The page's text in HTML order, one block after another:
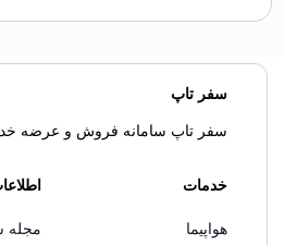
سفر تاپ
سفر تاپ سامانه فروش و عرضه
خدمات
هواپیما مجله